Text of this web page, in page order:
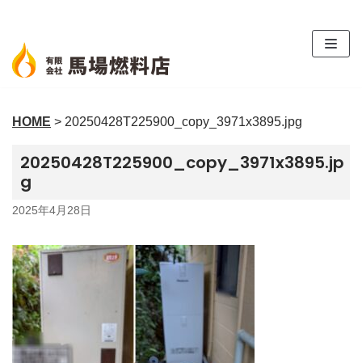
ン
テ
ン
へ
キ
ッ
プ
HOME > 20250428T225900_copy_3971x3895.jpg
20250428T225900_copy_3971x3895.jp
g
2025年4月28日